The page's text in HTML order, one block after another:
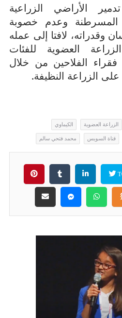
الأراضي الزراعية
المسرطنة وعدم خصوبة
وقدراته، لافتا إلى عمله
العضوية للفئات
الفلاحين من خلال
الزراعة النظيفة.
الزراعة العضوية الكيماوي
قناة السويس محمد فتحي سالم